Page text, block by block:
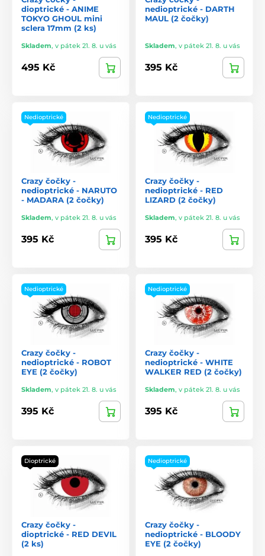
dioptrické - ANIME
TOKYO GHOUL mini
sclera 17mm (2 ks)
Skladem, v pátek 21. 8. u vás
495 Kč
nedioptrické - DARTH
MAUL (2 čočky)
Skladem, v pátek 21. 8. u vás
395 Kč
Nedioptrické
Crazy čočky -
nedioptrické - NARUTO
- MADARA (2 čočky)
Skladem, v pátek 21. 8. u vás
395 Kč
Nedioptrické
Crazy čočky -
nedioptrické - RED
LIZARD (2 čočky)
Skladem, v pátek 21. 8. u vás
395 Kč
Nedioptrické
Crazy čočky -
nedioptrické - ROBOT
EYE (2 čočky)
Skladem, v pátek 21. 8. u vás
395 Kč
Nedioptrické
Crazy čočky -
nedioptrické - WHITE
WALKER RED (2 čočky)
Skladem, v pátek 21. 8. u vás
395 Kč
Dioptrické
Crazy čočky -
dioptrické - RED DEVIL
(2 ks)
Nedioptrické
Crazy čočky -
nedioptrické - BLOODY
EYE (2 čočky)